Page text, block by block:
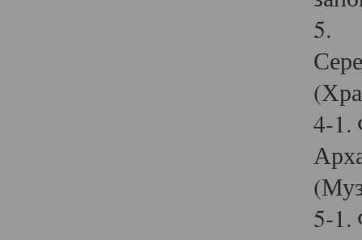
5.
4-1.
5-1.